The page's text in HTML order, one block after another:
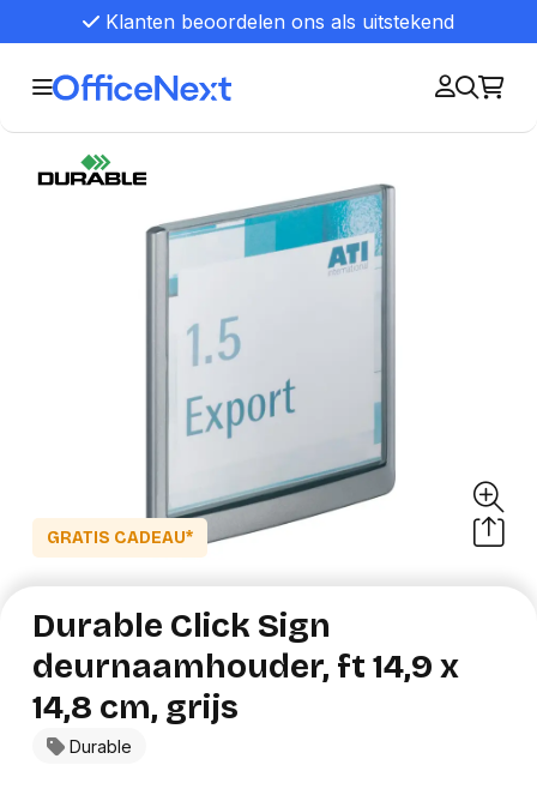
Klanten beoordelen ons als uitstekend
GRATIS CADEAU*
Durable
Durable Click Sign
deurnaamhouder, ft 14,9 x
14,8 cm, grijs